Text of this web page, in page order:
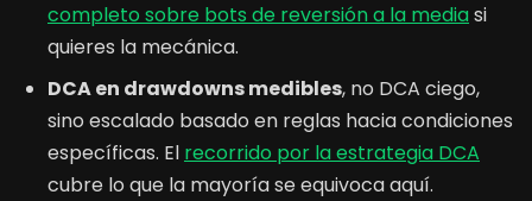
completo sobre bots de reversión a la mediasi
quieres la mecánica.
DCA en drawdowns medibles, no DCA ciego,
sino escalado basado en reglas hacia condiciones
específicas. El recorrido por la estrategia DCA
cubre lo que la mayoría se equivoca aquí.